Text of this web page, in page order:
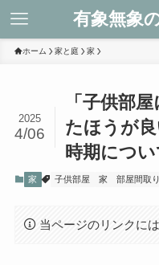
有象無象
ホーム 家と庭 家
「子供部
たほうが
時期につい
2025
4/06
家 子供部屋 家 部屋間取り
当ページのリンクに